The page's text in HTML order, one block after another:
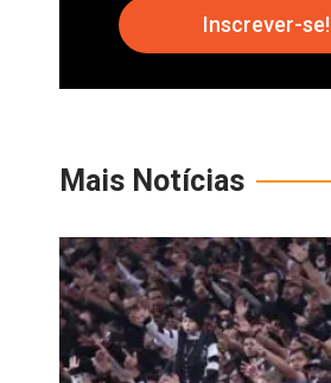
Inscrever-se!
Mais Notícias